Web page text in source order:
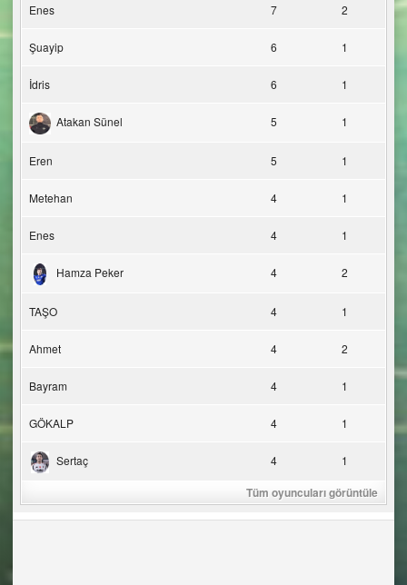
Enes 7 2
Şuayip 6 1
İdris 6 1
Atakan Sünel 5 1
Eren 5 1
Metehan 4 1
Enes 4 1
Hamza Peker 4 2
TAŞO 4 1
Ahmet 4 2
Bayram 4 1
GÖKALP 4 1
Sertaç 4 1
Tüm oyuncuları görüntüle